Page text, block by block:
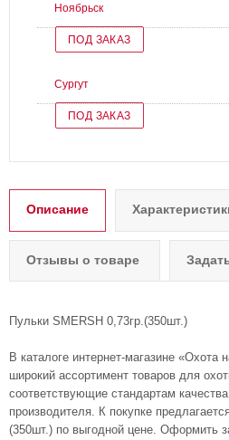
Ноябрьск
ПОД ЗАКАЗ
Сургут
ПОД ЗАКАЗ
Описание
Отзывы о товаре
Пульки SMERSH 0,73гр.(350шт.)
В каталоге интернет-магазине «Охота
широкий ассортимент товаров для
соответствующие стандартам
производителя. К покупке
(350шт.) по выгодной цене. Оформить